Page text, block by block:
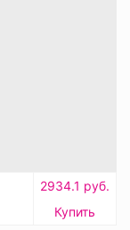
2934.1 руб.
Купить